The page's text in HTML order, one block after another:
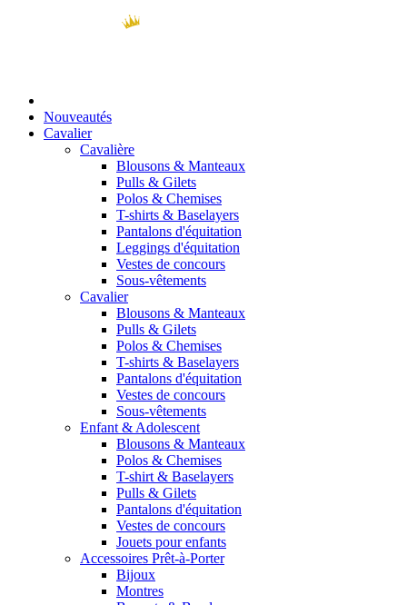
Nouveautés
Cavalier
Cavalière
Blousons & Manteaux
Pulls & Gilets
Polos & Chemises
T-shirts & Baselayers
Pantalons d'équitation
Leggings d'équitation
Vestes de concours
Sous-vêtements
Cavalier
Blousons & Manteaux
Pulls & Gilets
Polos & Chemises
T-shirts & Baselayers
Pantalons d'équitation
Vestes de concours
Sous-vêtements
Enfant & Adolescent
Blousons & Manteaux
Polos & Chemises
T-shirt & Baselayers
Pulls & Gilets
Pantalons d'équitation
Vestes de concours
Jouets pour enfants
Accessoires Prêt-à-Porter
Bijoux
Montres